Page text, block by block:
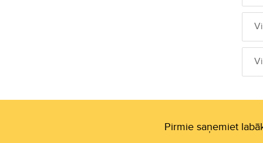
Pirmie saņemiet